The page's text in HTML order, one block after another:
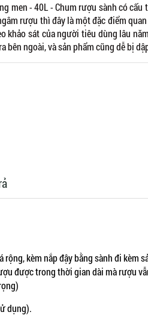
men - 40L - Chum rượu sành có
rượu thì đây là một đặc điểm
khảo sát của người tiêu dùng lâu
bên ngoài, và sản phẩm cũng dễ bị
kèm nắp đậy bằng sành đi kèm
được trong thời gian dài mà rượu
dụng).